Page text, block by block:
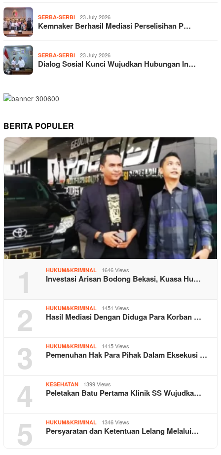
SERBA-SERBI 23 July 2026
Kemnaker Berhasil Mediasi Perselisihan P…
SERBA-SERBI 23 July 2026
Dialog Sosial Kunci Wujudkan Hubungan In…
BERITA POPULER
1 HUKUM&KRIMINAL 1646 Views
Investasi Arisan Bodong Bekasi, Kuasa Hu…
2 HUKUM&KRIMINAL 1451 Views
Hasil Mediasi Dengan Diduga Para Korban …
3 HUKUM&KRIMINAL 1415 Views
Pemenuhan Hak Para Pihak Dalam Eksekusi …
4 KESEHATAN 1399 Views
Peletakan Batu Pertama Klinik SS Wujudka…
5 HUKUM&KRIMINAL 1346 Views
Persyaratan dan Ketentuan Lelang Melalui…